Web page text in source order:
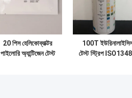
20 পিস হেলিকোব্যাক্টর
পাইলোরি অ্যান্টিজেন টেস্ট
100T
টেস্ট স্ট্রিপ